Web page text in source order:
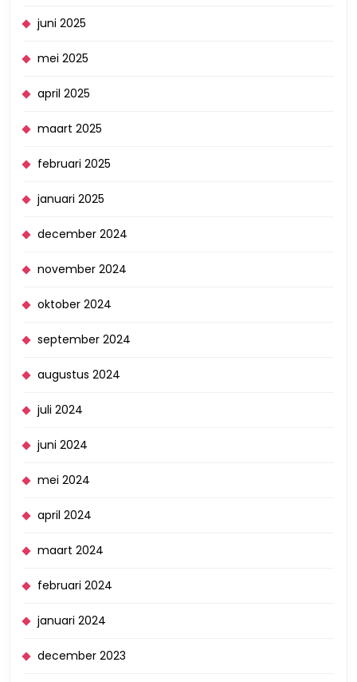
juni 2025
mei 2025
april 2025
maart 2025
februari 2025
januari 2025
december 2024
november 2024
oktober 2024
september 2024
augustus 2024
juli 2024
juni 2024
mei 2024
april 2024
maart 2024
februari 2024
januari 2024
december 2023